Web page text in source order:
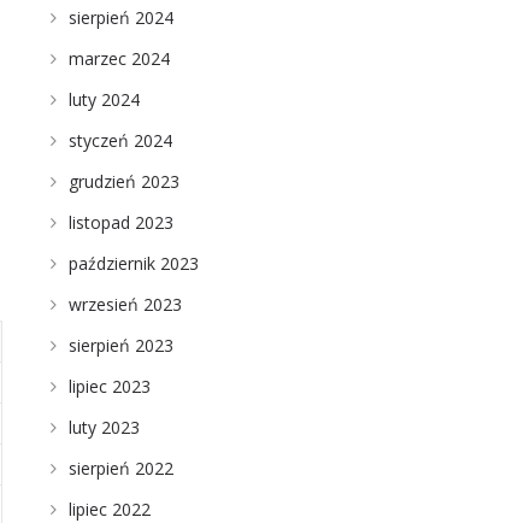
sierpień 2024
marzec 2024
luty 2024
styczeń 2024
grudzień 2023
listopad 2023
październik 2023
wrzesień 2023
sierpień 2023
lipiec 2023
luty 2023
sierpień 2022
lipiec 2022